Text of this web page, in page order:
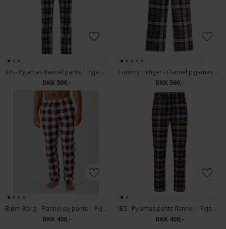
JBS - Pyjamas flannel pants | Pyjamasbukser 209
DKK 500,-
Tommy Hilfiger - Flannel pyjamas pants | Pyjamasbuks Black Tartan
DKK 560,-
Bjørn Borg - Flannel py pants | Pyjamasbuks Tartan 6
DKK 400,-
JBS - Pyjamas pants flannel | Pyjamasbuks
DKK 400,-